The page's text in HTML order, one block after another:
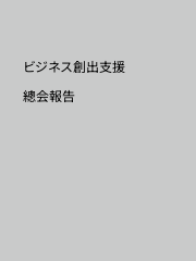
ビジネス創出支援
總会報告